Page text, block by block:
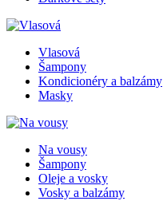
Vlasová
Šampony
Kondicionéry a balzámy
Masky
Na vousy
Šampony
Oleje a vosky
Vosky a balzámy